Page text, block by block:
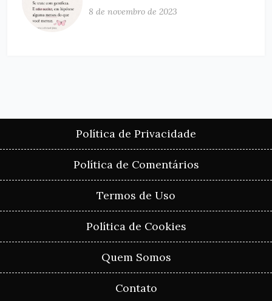
8 de novembro de 2023
Política de Privacidade
Política de Comentários
Termos de Uso
Política de Cookies
Quem Somos
Contato